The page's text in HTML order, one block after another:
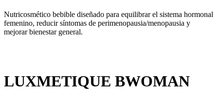
Nutricosmético bebible diseñado para equilibrar el sistema hormonal
femenino, reducir síntomas de perimenopausia/menopausia y
mejorar bienestar general.
LUXMETIQUE BWOMAN